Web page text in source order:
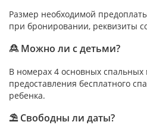
Размер необходимой
при бронировании, реквизиты
🙎 Можно ли с детьми?
В номерах 4 основных спальных
предоставления бесплатного
ребенка.
⛱ Свободны ли даты?